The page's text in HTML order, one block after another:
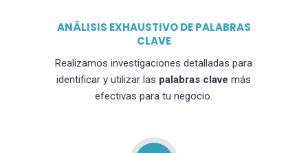
ANÁLISIS EXHAUSTIVO DE PALABRAS
CLAVE
Realizamos investigaciones detalladas para
identificar y utilizar las palabras clave más
efectivas para tu negocio.